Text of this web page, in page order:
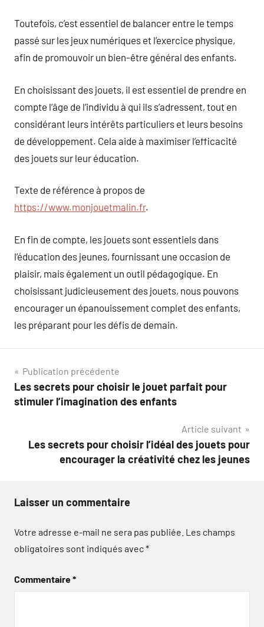
Toutefois, c’est essentiel de balancer entre le temps
passé sur les jeux numériques et l’exercice physique,
afin de promouvoir un bien-être général des enfants.
En choisissant des jouets, il est essentiel de prendre en
compte l’âge de l’individu à qui ils s’adressent, tout en
considérant leurs intérêts particuliers et leurs besoins
de développement. Cela aide à maximiser l’efficacité
des jouets sur leur éducation.
Texte de référence à propos de
https://www.monjouetmalin.fr.
En fin de compte, les jouets sont essentiels dans
l’éducation des jeunes, fournissant une occasion de
plaisir, mais également un outil pédagogique. En
choisissant judicieusement des jouets, nous pouvons
encourager un épanouissement complet des enfants,
les préparant pour les défis de demain.
Navigation
de
Publication précédente
Les secrets pour choisir le jouet parfait pour
stimuler l’imagination des enfants
Article suivant
Les secrets pour choisir l’idéal des jouets pour
encourager la créativité chez les jeunes
Laisser un commentaire
Votre adresse e-mail ne sera pas publiée. Les champs
obligatoires sont indiqués avec*
Commentaire*